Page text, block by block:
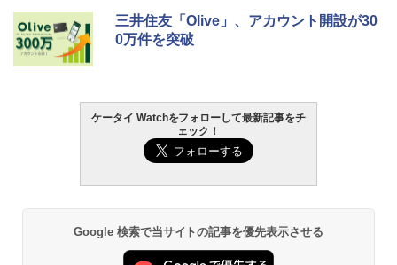
三井住友「Olive」、アカウント開設が30
0万件を突破
ケータイ Watchをフォローして最新記事をチ
ェック！
Google 検索で当サイトの記事を優先表示させる